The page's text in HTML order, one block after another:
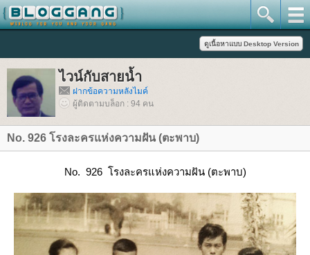
ไวน์กับสายน้ำ
ฝากข้อความหลังไมค์
ผู้ติดตามบล็อก : 94 คน
No. 926 โรงละครแห่งความฝัน (ตะพาบ)
No. 926 โรงละครแห่งความฝัน (ตะพาบ)